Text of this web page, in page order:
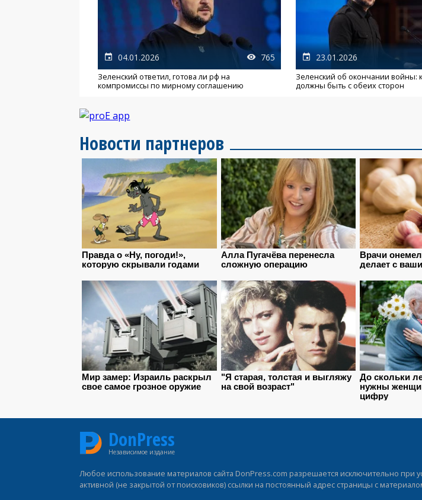
04.01.2026 765
Зеленский ответил, готова ли рф на
компромиссы по мирному соглашению
23.01.2026
Зеленский об окончании войны:
должны быть с обеих сторон
Новости партнеров
DonPress
Независимое издание
Любое использование материалов сайта DonPress.com разрешается исключительно при
активной (не закрытой от поисковиков) ссылки на постоянный адрес страницы с